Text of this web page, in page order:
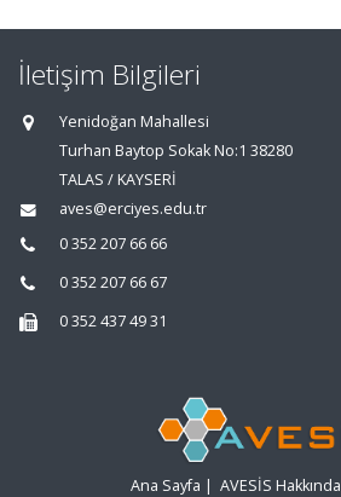
İletişim Bilgileri
Yenidoğan Mahallesi
Turhan Baytop Sokak No:1 38280
TALAS / KAYSERİ
aves@erciyes.edu.tr
0 352 207 66 66
0 352 207 66 67
0 352 437 49 31
Ana Sayfa | AVESİS Hakkında